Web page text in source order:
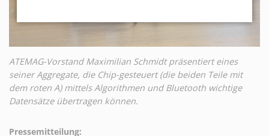
ATEMAG-Vorstand Maximilian Schmidt präsentiert eines
seiner Aggregate, die Chip-gesteuert (die beiden Teile mit
dem roten A) mittels Algorithmen und Bluetooth wichtige
Datensätze übertragen können.
Pressemitteilung: